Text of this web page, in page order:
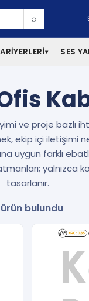
⌕
▾ SES
ve proje
ekip içi iletişimi
uygun farklı
tasarlanır.
bulundu